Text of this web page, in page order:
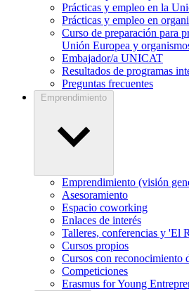
Prácticas y empleo en la
Prácticas y empleo en
Curso de preparación para
Unión Europea y
Embajador/a UNICAT
Resultados de programas
Preguntas frecuentes
Emprendimiento
Emprendimiento (visión
Asesoramiento
Espacio coworking
Enlaces de interés
Talleres, conferencias y 'El
Cursos propios
Cursos con reconocimiento
Competiciones
Erasmus for Young